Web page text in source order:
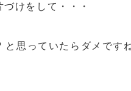
けをして・・・
と思っていたらダメです